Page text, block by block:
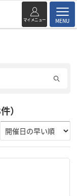
マイメニュー MENU
）